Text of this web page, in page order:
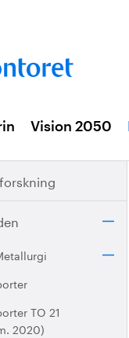
Vision 2050
TO 21
2020)